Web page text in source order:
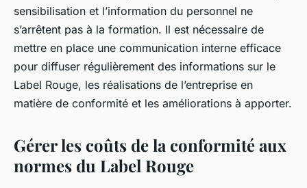
sensibilisation et l’information du personnel ne
s’arrêtent pas à la formation. Il est nécessaire de
mettre en place une communication interne efficace
pour diffuser régulièrement des informations sur le
Label Rouge, les réalisations de l’entreprise en
matière de conformité et les améliorations à apporter.
Gérer les coûts de la conformité aux
normes du Label Rouge